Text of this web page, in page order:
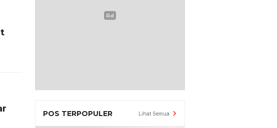
POS TERPOPULER Lihat Semua